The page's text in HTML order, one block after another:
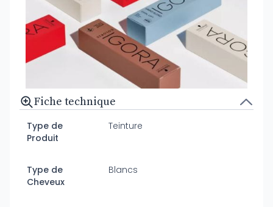
Fiche technique
Type de
Produit
Teinture
Type de
Cheveux
Blancs